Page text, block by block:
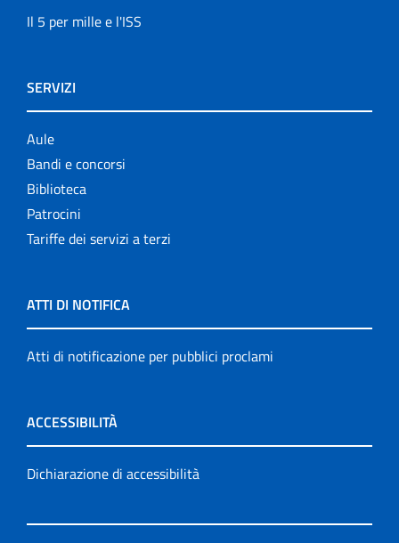
Il 5 per mille e l'ISS
SERVIZI
Aule
Bandi e concorsi
Biblioteca
Patrocini
Tariffe dei servizi a terzi
ATTI DI NOTIFICA
Atti di notificazione per pubblici proclami
ACCESSIBILITÀ
Dichiarazione di accessibilità